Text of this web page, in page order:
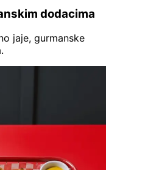
dodacima
jaje, gurmanske